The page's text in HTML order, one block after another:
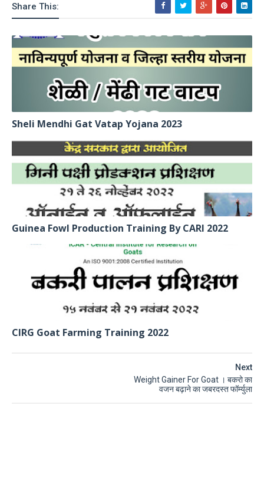
Share This:
Sheli Mendhi Gat Vatap Yojana 2023
Guinea Fowl Production Training By CARI 2022
CIRG Goat Farming Training 2022
Next
Weight Gainer For Goat । बकरो का
वजन बढ़ाने का जबरदस्त फॉर्म्युला